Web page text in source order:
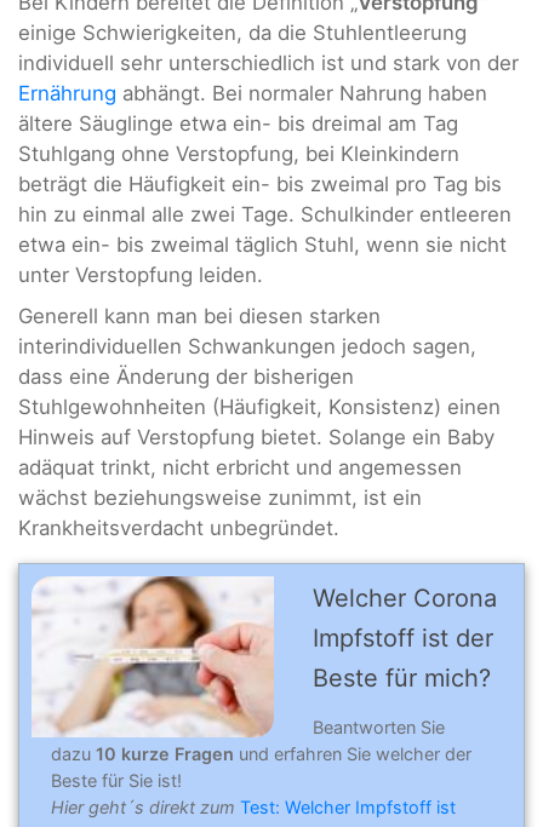
einige Schwierigkeiten, da die Stuhlentleerung
individuell sehr unterschiedlich ist und stark von der
Ernährung abhängt. Bei normaler Nahrung haben
ältere Säuglinge etwa ein- bis dreimal am Tag
Stuhlgang ohne Verstopfung, bei Kleinkindern
beträgt die Häufigkeit ein- bis zweimal pro Tag bis
hin zu einmal alle zwei Tage. Schulkinder entleeren
etwa ein- bis zweimal täglich Stuhl, wenn sie nicht
unter Verstopfung leiden.
Generell kann man bei diesen starken
interindividuellen Schwankungen jedoch sagen,
dass eine Änderung der bisherigen
Stuhlgewohnheiten (Häufigkeit, Konsistenz) einen
Hinweis auf Verstopfung bietet. Solange ein Baby
adäquat trinkt, nicht erbricht und angemessen
wächst beziehungsweise zunimmt, ist ein
Krankheitsverdacht unbegründet.
Welcher Corona
Impfstoff ist der
Beste für mich?
Beantworten Sie
dazu 10 kurze Fragen und erfahren Sie welcher der
Beste für Sie ist!
Hier geht´s direkt zum Test: Welcher Impfstoff ist